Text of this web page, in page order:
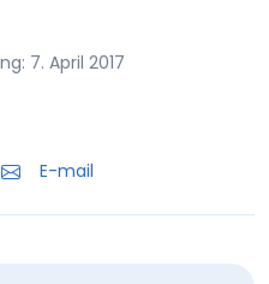
7. April 2017
E-mail